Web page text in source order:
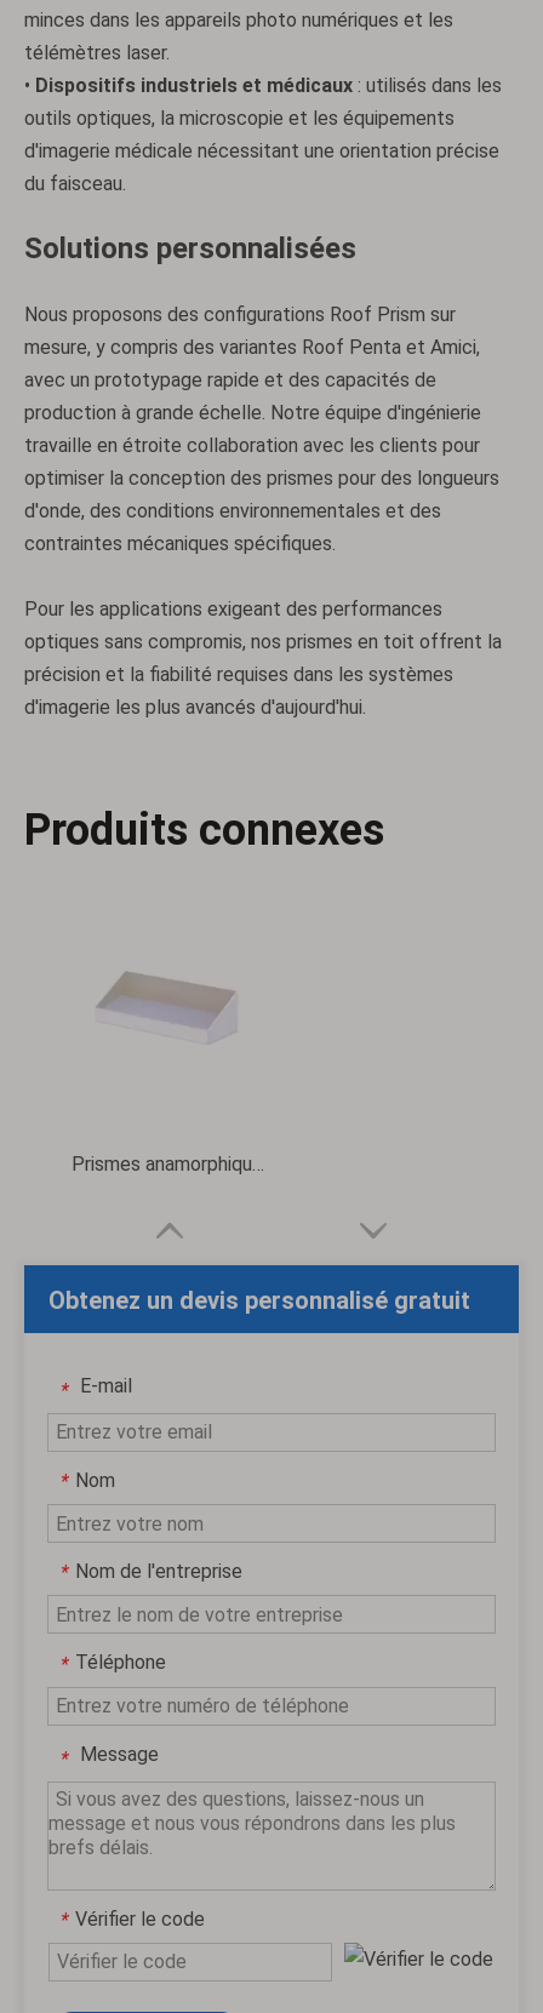
minces dans les appareils photo numériques et les
télémètres laser.
• Dispositifs industriels et médicaux : utilisés dans les
outils optiques, la microscopie et les équipements
d'imagerie médicale nécessitant une orientation précise
du faisceau.
Solutions personnalisées
Nous proposons des configurations Roof Prism sur
mesure, y compris des variantes Roof Penta et Amici,
avec un prototypage rapide et des capacités de
production à grande échelle. Notre équipe d'ingénierie
travaille en étroite collaboration avec les clients pour
optimiser la conception des prismes pour des longueurs
d'onde, des conditions environnementales et des
contraintes mécaniques spécifiques.
Pour les applications exigeant des performances
optiques sans compromis, nos prismes en toit offrent la
précision et la fiabilité requises dans les systèmes
d'imagerie les plus avancés d'aujourd'hui.
Produits connexes
Prismes Penta Séparateur de faisceau polarisant laser
Tiges d'homogénéisation Prismes de colombe
Prismes anamorphiques
Obtenez un devis personnalisé gratuit
* E-mail
* Nom
* Nom de l'entreprise
* Téléphone
* Message
* Vérifier le code